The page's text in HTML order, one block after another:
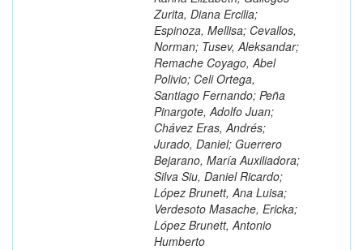
Zurita, Diana Ercilia;
Espinoza, Mellisa; Cevallos,
Norman; Tusev, Aleksandar;
Remache Coyago, Abel
Polivio; Celi Ortega,
Santiago Fernando; Peña
Pinargote, Adolfo Juan;
Chávez Eras, Andrés;
Jurado, Daniel; Guerrero
Bejarano, María Auxiliadora;
Silva Siu, Daniel Ricardo;
López Brunett, Ana Luisa;
Verdesoto Masache, Ericka;
López Brunett, Antonio
Humberto